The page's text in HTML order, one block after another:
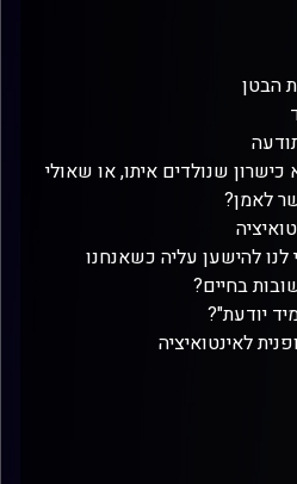
הבטן
כישרון שנולדים איתו, או שאולי
לאמן?
להישען עליה כשאנחנו
בחיים?
יודעת"?
לאינטואיציה